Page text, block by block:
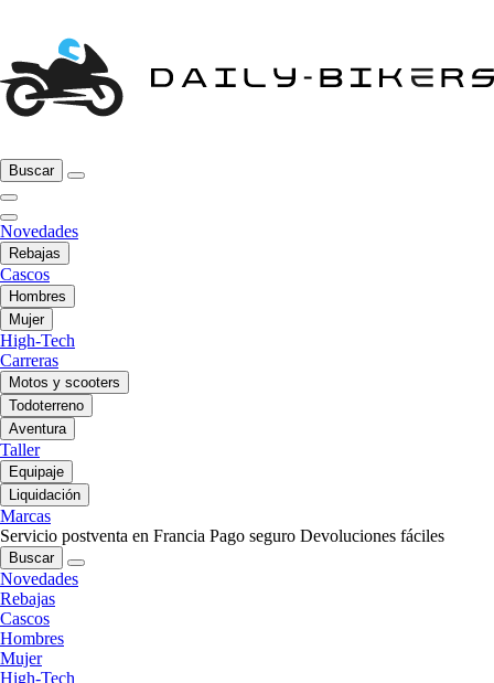
Buscar
Novedades
Rebajas
Cascos
Hombres
Mujer
High-Tech
Carreras
Motos y scooters
Todoterreno
Aventura
Taller
Equipaje
Liquidación
Marcas
Servicio postventa en Francia Pago seguro Devoluciones fáciles
Buscar
Novedades
Rebajas
Cascos
Hombres
Mujer
High-Tech